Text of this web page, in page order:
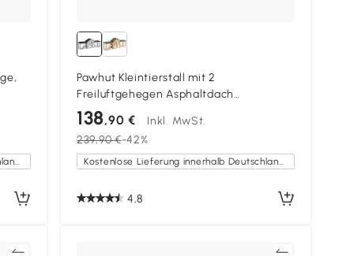
x
Pawhut Kleintierstall mit 2
Freiluftgehegen Asphaltdach
Tannenholz Grau + Schwarz
138,90 €
Inkl. MwSt.
239,90 €-42%
4,8